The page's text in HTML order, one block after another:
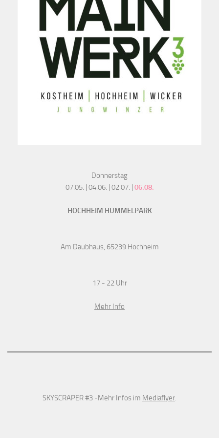
Donnerstag
07.05. | 04.06. | 02.07. | 06.08.
HOCHHEIM HUMMELPARK
Am Daubhaus, 65239 Hochheim
17 - 22 Uhr
Mehr Info
SKYSCRAPER #3 -Mehr Infos im Mediaflyer.